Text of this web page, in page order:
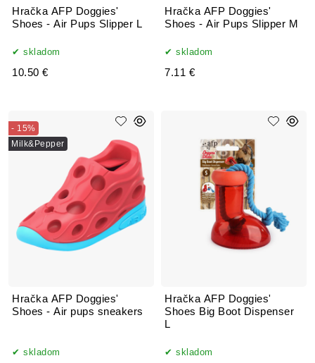
Hračka AFP Doggies'
Shoes - Air Pups Slipper L
skladom
10.50 €
Hračka AFP Doggies'
Shoes - Air Pups Slipper M
skladom
7.11 €
Hračka AFP Doggies'
Shoes - Air pups sneakers
- 15%
Milk&Pepper
skladom
Hračka AFP Doggies'
Shoes Big Boot Dispenser
L
skladom